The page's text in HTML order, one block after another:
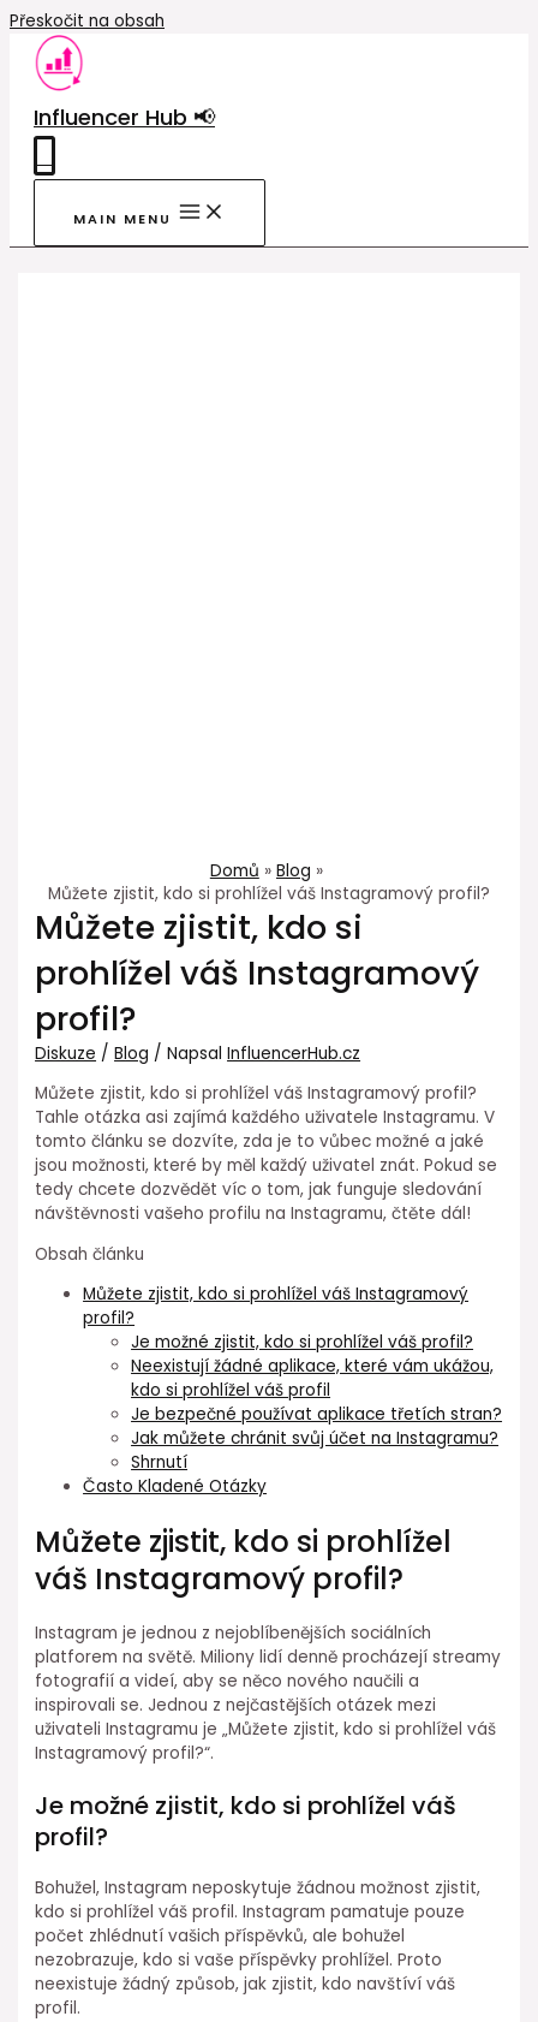
Přeskočit na obsah
Influencer Hub 📢
MAIN MENU
Domů
Blog
Můžete zjistit, kdo si prohlížel váš Instagramový profil?
Můžete zjistit, kdo si
prohlížel váš Instagramový
profil?
Diskuze /Blog / NapsalInfluencerHub.cz
Můžete zjistit, kdo si prohlížel váš Instagramový profil?
Tahle otázka asi zajímá každého uživatele Instagramu. V
tomto článku se dozvíte, zda je to vůbec možné a jaké
jsou možnosti, které by měl každý uživatel znát. Pokud se
tedy chcete dozvědět víc o tom, jak funguje sledování
návštěvnosti vašeho profilu na Instagramu, čtěte dál!
Obsah článku
Můžete zjistit, kdo si prohlížel váš Instagramový
profil?
Je možné zjistit, kdo si prohlížel váš profil?
Neexistují žádné aplikace, které vám ukážou,
kdo si prohlížel váš profil
Je bezpečné používat aplikace třetích stran?
Jak můžete chránit svůj účet na Instagramu?
Shrnutí
Často Kladené Otázky
Můžete zjistit, kdo si prohlížel
váš Instagramový profil?
Instagram je jednou z nejoblíbenějších sociálních
platforem na světě. Miliony lidí denně procházejí streamy
fotografií a videí, aby se něco nového naučili a
inspirovali se. Jednou z nejčastějších otázek mezi
uživateli Instagramu je „Můžete zjistit, kdo si prohlížel váš
Instagramový profil?“.
Je možné zjistit, kdo si prohlížel váš
profil?
Bohužel, Instagram neposkytuje žádnou možnost zjistit,
kdo si prohlížel váš profil. Instagram pamatuje pouze
počet zhlédnutí vašich příspěvků, ale bohužel
nezobrazuje, kdo si vaše příspěvky prohlížel. Proto
neexistuje žádný způsob, jak zjistit, kdo navštíví váš
profil.